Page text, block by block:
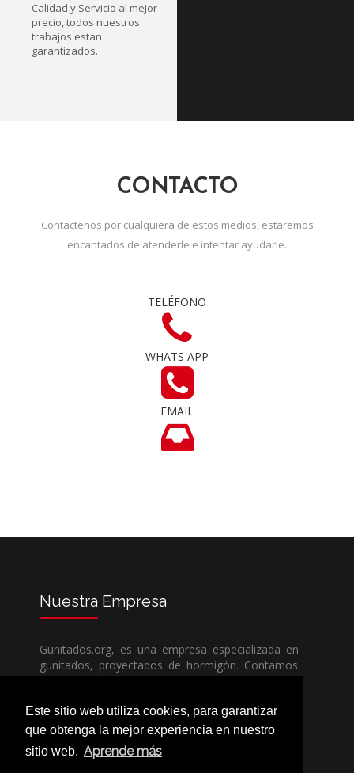
Este sitio web utiliza cookies, para garantizar
que obtenga la mejor experiencia en nuestro
sitio web. Aprende más
Calidad y Servicio al mejor
precio, todos nuestros
trabajos estan
garantizados.
CONTACTO
Contactenos por cualquiera de estos medios, estaremos
encantados de atenderle e intentar ayudarle.
TELÉFONO
WHATS APP
EMAIL
Nuestra Empresa
Gunitados.org, es una empresa especializada en
gunitados, proyectados de hormigón. Contamos
con todos los medios humanos y técnicos, para
competencia.
Si necesita una empresa de gunitados, no dude